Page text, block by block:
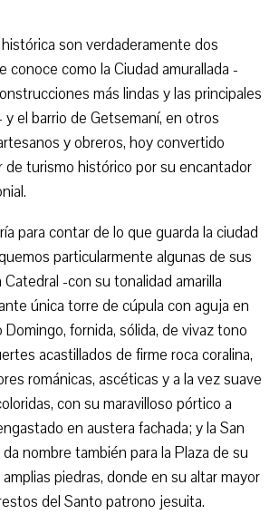
son verdaderamente dos
conoce como la Ciudad amurallada -
más lindas y las principales
el barrio de Getsemaní, en otros
y obreros, hoy convertido
turismo histórico por su encantador
para contar de lo que guarda la ciudad
particularmente algunas de sus
Catedral -con su tonalidad amarilla
única torre de cúpula con aguja en
fornida, sólida, de vivaz tono
acastillados de firme roca coralina,
románicas, ascéticas y a la vez suave
con su maravilloso pórtico a
en austera fachada; y la San
nombre también para la Plaza de su
piedras, donde en su altar mayor
del Santo patrono jesuita.